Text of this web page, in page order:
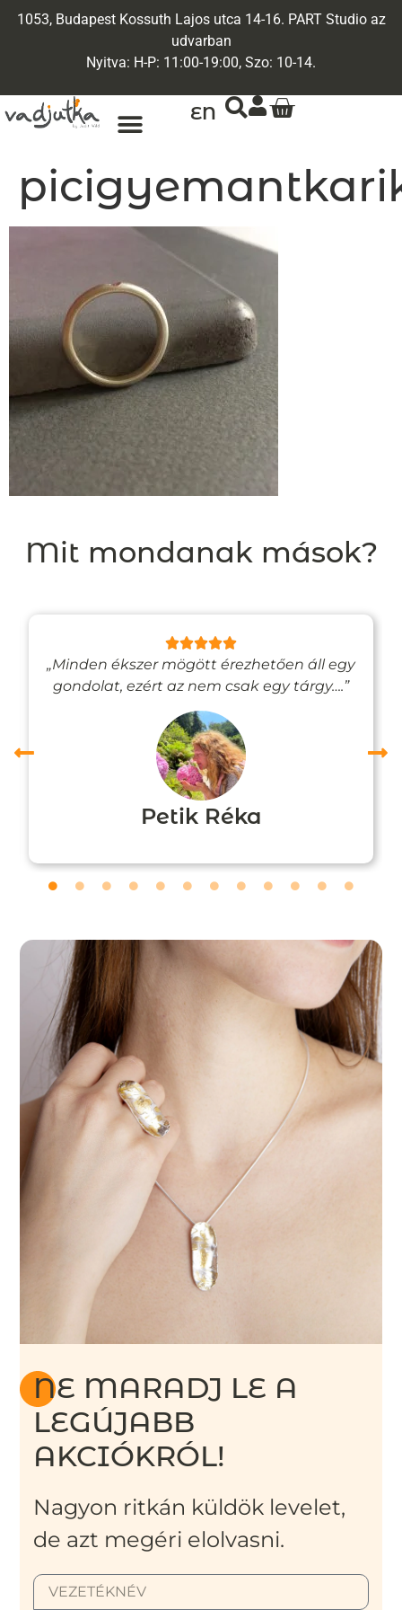
1053, Budapest Kossuth Lajos utca 14-16. PART Studio az
udvarban
Nyitva: H-P: 11:00-19:00, Szo: 10-14.
EN
Mit mondanak mások?
„Minden ékszer mögött érezhetően áll egy
gondolat, ezért az nem csak egy tárgy….”
Petik Réka
NE MARADJ LE A
LEGÚJABB
AKCIÓKRÓL!
Nagyon ritkán küldök levelet,
de azt megéri elolvasni.